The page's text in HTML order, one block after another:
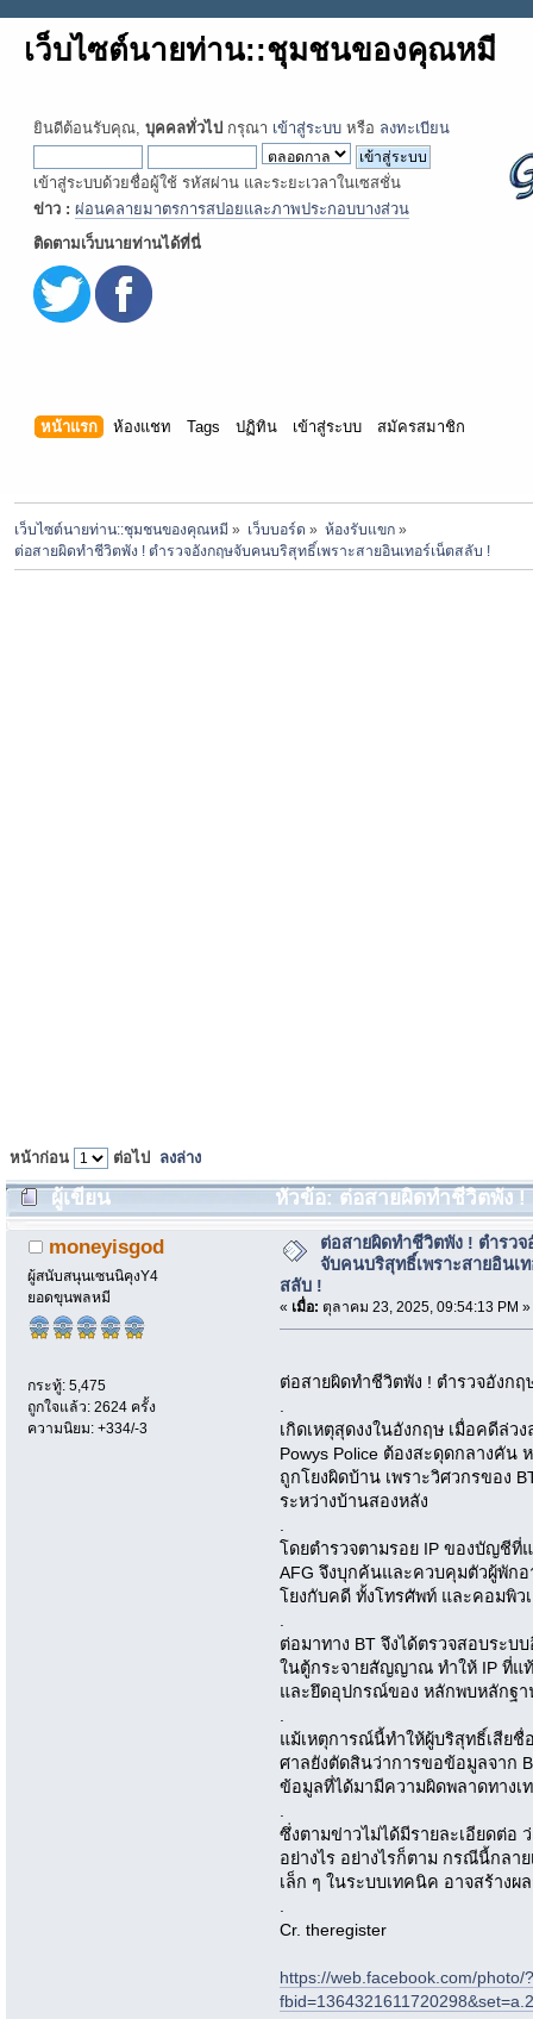
เว็บไซต์นายท่าน::ชุมชนของคุณหมี
ยินดีต้อนรับคุณ, บุคคลทั่วไป กรุณา เข้าสู่ระบบ หรือ ลงทะเบียน
เข้าสู่ระบบด้วยชื่อผู้ใช้ รหัสผ่าน และระยะเวลาในเซสชั่น
ข่าว : ผ่อนคลายมาตรการสปอยและภาพประกอบบางส่วน
ติดตามเว็บนายท่านได้ที่นี่
หน้าแรก ห้องแชท Tags ปฏิทิน เข้าสู่ระบบ สมัครสมาชิก
เว็บไซต์นายท่าน::ชุมชนของคุณหมี » เว็บบอร์ด » ห้องรับแขก »
ต่อสายผิดทำชีวิตพัง ! ตำรวจอังกฤษจับคนบริสุทธิ์เพราะสายอินเทอร์เน็ตสลับ !
หน้าก่อน ต่อไป ลงล่าง
ผู้เขียน
หัวข้อ: ต่อสายผิดทำชีวิตพัง !
อินเทอร์เน็ตสลับ ! (อ่าน 393 ครั้ง)
moneyisgod
ผู้สนับสนุนเซนนิคุงY4
ยอดขุนพลหมี
กระทู้: 5,475
ถูกใจแล้ว: 2624 ครั้ง
ความนิยม: +334/-3
ต่อสายผิดทำชีวิตพัง ! ตำรวจ
จับคนบริสุทธิ์เพราะสายอินเท
สลับ !
« เมื่อ: ตุลาคม 23, 2025, 09:54:13 PM »
ต่อสายผิดทำชีวิตพัง ! ตำรวจอังก
เกิดเหตุสุดงงในอังกฤษ เมื่อคดีล่ว
Powys Police ต้องสะดุดกลางคัน
ถูกโยงผิดบ้าน เพราะวิศวกรของ
ระหว่างบ้านสองหลัง
โดยตำรวจตามรอย IP ของบัญชีที่
AFG จึงบุกค้นและควบคุมตัวผู้พัก
โยงกับคดี ทั้งโทรศัพท์ และคอมพิว
ต่อมาทาง BT จึงได้ตรวจสอบระ
ในตู้กระจายสัญญาณ ทำให้ IP ที่แ
และยึดอุปกรณ์ของ หลักพบหลักฐ
แม้เหตุการณ์นี้ทำให้ผู้บริสุทธิ์เสียชื่
ศาลยังตัดสินว่าการขอข้อมูลจาก
ข้อมูลที่ได้มามีความผิดพลาดทางเ
ซึ่งตามข่าวไม่ได้มีรายละเอียดต่อ
อย่างไร อย่างไรก็ตาม กรณีนี้กล
เล็ก ๆ ในระบบเทคนิค อาจสร้าง
Cr. theregister
https://web.facebook.com/photo/